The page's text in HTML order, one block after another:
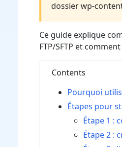
dossier wp-
Ce guide explique
FTP/SFTP et
Contents
Pourquoi
Étapes pour
Étape 1 :
Étape 2 :